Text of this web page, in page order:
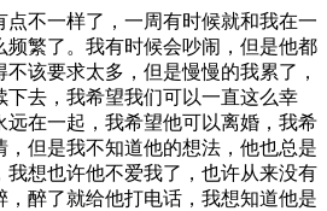
不一样了，一周有时候就和我在一
频繁了。我有时候会吵闹，但是他都
该要求太多，但是慢慢的我累了，
下去，我希望我们可以一直这么幸
远在一起，我希望他可以离婚，我希
但是我不知道他的想法，他也总是
我想也许他不爱我了，也许从来没有
，醉了就给他打电话，我想知道他是